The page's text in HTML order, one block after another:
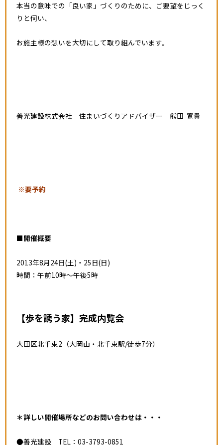
本当の意味での「良い家」づくりのために、ご要望をじっく
りと伺い、
お施主様の想いを大切にして取り組んでいます。
善光建設株式会社 住まいづくりアドバイザー 熊田 寛貴
※要予約
■開催概要
2013年8月24日(土)・25日(日)
時間：午前10時～午後5時
【歩を誘う家】完成内覧会
大田区北千束2（大岡山・北千束駅/徒歩7分）
＊詳しい開催場所などのお問い合わせは・・・
●善光建設 TEL：03-3793-0851